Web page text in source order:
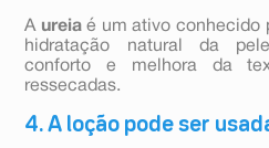
A ureiaé um ativo conhecido
hidratação natural da
conforto e melhora da
ressecadas.
4. A loção pode ser